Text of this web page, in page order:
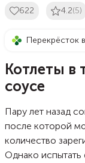
622 4.2(5)
Перекрёсток
Котлеты в
соусе
Пару лет назад
после которой
количество
Однако испытать